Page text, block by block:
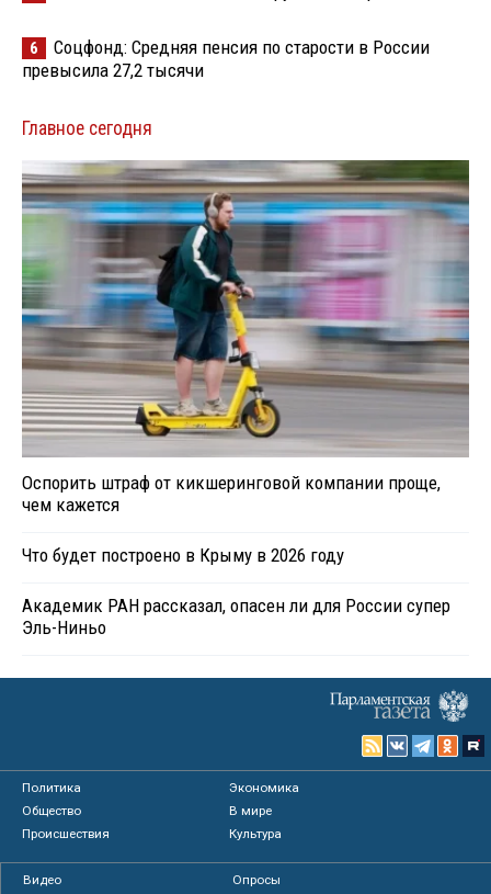
6
Соцфонд: Средняя пенсия по старости в России
превысила 27,2 тысячи
Главное сегодня
Оспорить штраф от кикшеринговой компании проще,
чем кажется
Что будет построено в Крыму в 2026 году
Академик РАН рассказал, опасен ли для России супер
Эль-Ниньо
Политика
Экономика
Общество
В мире
Происшествия
Культура
Видео
Опросы